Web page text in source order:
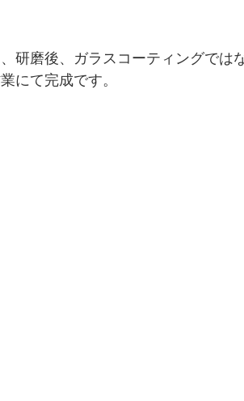
研磨後、ガラスコーティングでは
にて完成です。